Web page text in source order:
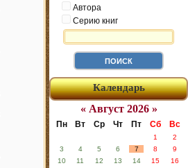
Автора
Серию книг
Календарь
« Август 2026 »
Пн Вт Ср Чт Пт Сб Вс
1
2
3
4 5 6 7 8
9
10
11 12 13 14 15
16